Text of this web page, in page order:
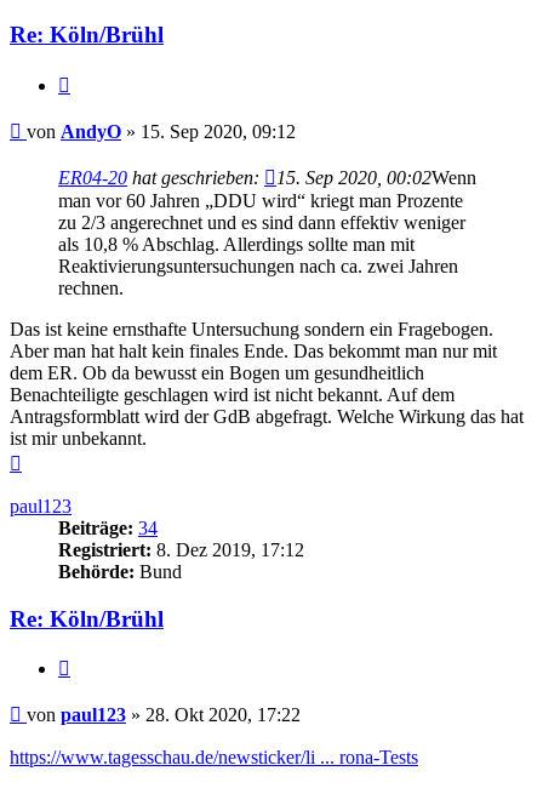
Re: Köln/Brühl
Beitrag
von AndyO » 15. Sep 2020, 09:12
ER04-20 hat geschrieben: 15. Sep 2020, 00:02Wenn
man vor 60 Jahren „DDU wird“ kriegt man Prozente
zu 2/3 angerechnet und es sind dann effektiv weniger
als 10,8 % Abschlag. Allerdings sollte man mit
Reaktivierungsuntersuchungen nach ca. zwei Jahren
rechnen.
Das ist keine ernsthafte Untersuchung sondern ein Fragebogen.
Aber man hat halt kein finales Ende. Das bekommt man nur mit
dem ER. Ob da bewusst ein Bogen um gesundheitlich
Benachteiligte geschlagen wird ist nicht bekannt. Auf dem
Antragsformblatt wird der GdB abgefragt. Welche Wirkung das hat
ist mir unbekannt.
paul123
Beiträge: 34
Registriert: 8. Dez 2019, 17:12
Behörde: Bund
Re: Köln/Brühl
Beitrag
von paul123 » 28. Okt 2020, 17:22
https://www.tagesschau.de/newsticker/li ... rona-Tests